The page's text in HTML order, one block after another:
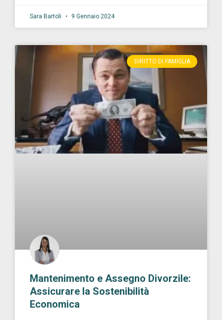
Sara Bartoli 9 Gennaio 2024
DIRITTO DI FAMIGLIA
Mantenimento e Assegno Divorzile:
Assicurare la Sostenibilità
Economica